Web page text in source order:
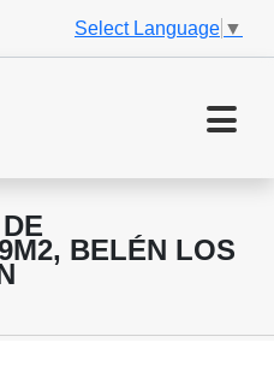
Select Language ▼
BELÉN LOS